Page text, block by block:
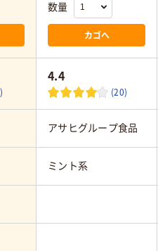
数量
カゴへ
4.4
(20)
アサヒグループ食品
ミント系